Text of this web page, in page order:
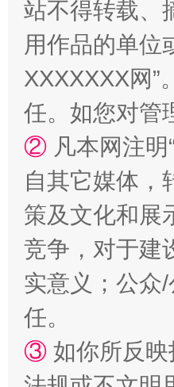
扯下公款旅游的“隐
“蜀中异人”王建安的
站不得转载、
用作品的单位
XXXXXXX网
任。如您对管
② 凡本网注
自其它媒体，
策及文化和展
竞争，对于建
实意义；公众
任。
③ 如你所反